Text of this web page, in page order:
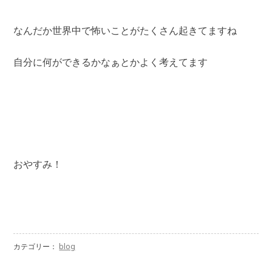
なんだか世界中で怖いことがたくさん起きてますね
自分に何ができるかなぁとかよく考えてます
おやすみ！
カテゴリー： blog